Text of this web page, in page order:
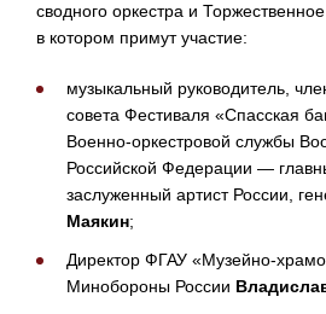
сводного оркестра и
в котором примут участие:
музыкальный руководитель,
совета Фестиваля «Спасская
Военно-оркестровой службы
Российской Федерации —
заслуженный артист России,
Маякин;
Директор ФГАУ «Музейно-
Минобороны России